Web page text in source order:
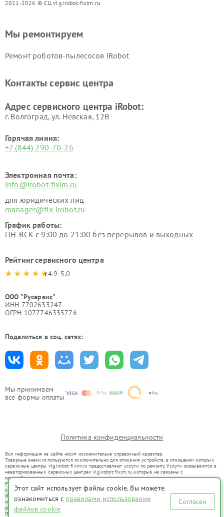
2021-2026 © СЦ vlg.irobot-fixim.ru
Мы принимаем
все формы оплаты
Мы ремонтируем
Ремонт роботов-пылесосов iRobot
Контакты сервис центра
Адрес сервисного центра iRobot:
г. Волгоград, ул. Невская, 12В
Горячая линия:
+7 (844) 290-70-26
Электронная почта:
info@irobot-fixim.ru
для юридических лиц
manager@fix-irobot.ru
График работы:
ПН-ВСК с 9:00 до 21:00 без перерывов и выходных
Рейтинг сервисного центра
4.9-5.0
ООО "Русервис"
ИНН 7702633247
ОГРН 1077746335776
Поделиться в соц. сетях:
Политика конфиденциальности
Вся информация на сайте носит исключительно справочный характер.
Товарные знаки используются исключительно для описания устройств, в отношении которых
сервисные центры vlg.irobot-fixim.ru предоставляют услуги по ремонту. Услуги оказываются в
неавторизованных сервисных центрах vlg.irobot-fixim.ru, которые не связаны с
правообладателями товарных знаков или их официальными представителями.
Ремонт осуществляется для устройств, уже введенных в гражданский оборот в соответствии
со статьей 1487 ГК РФ.
Использование товарных знаков не преследует цели индивидуализации услуг или введения
потребителей в заблуждение, а служит для информирования о предоставляемых услугах по
ремонту техники указанных брендов.
Представленная на сайте информация не является публичной офертой, определяемой
Этот сайт использует файлы cookie. Вы можете
ознакомиться с правилами использования
файлов cookie
Согласен